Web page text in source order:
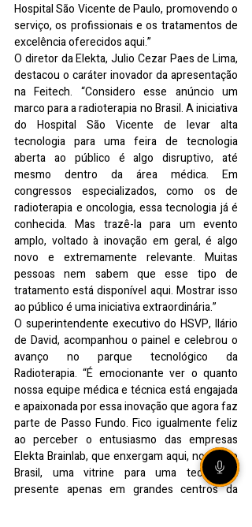
Hospital São Vicente de Paulo, promovendo o
serviço, os profissionais e os tratamentos de
excelência oferecidos aqui.”
O diretor da Elekta, Julio Cezar Paes de Lima,
destacou o caráter inovador da apresentação
na Feitech. “Considero esse anúncio um
marco para a radioterapia no Brasil. A iniciativa
do Hospital São Vicente de levar alta
tecnologia para uma feira de tecnologia
aberta ao público é algo disruptivo, até
mesmo dentro da área médica. Em
congressos especializados, como os de
radioterapia e oncologia, essa tecnologia já é
conhecida. Mas trazê-la para um evento
amplo, voltado à inovação em geral, é algo
novo e extremamente relevante. Muitas
pessoas nem sabem que esse tipo de
tratamento está disponível aqui. Mostrar isso
ao público é uma iniciativa extraordinária.”
O superintendente executivo do HSVP, Ilário
de David, acompanhou o painel e celebrou o
avanço no parque tecnológico da
Radioterapia. “É emocionante ver o quanto
nossa equipe médica e técnica está engajada
e apaixonada por essa inovação que agora faz
parte de Passo Fundo. Fico igualmente feliz
ao perceber o entusiasmo das empresas
Elekta Brainlab, que enxergam aqui, no sul do
Brasil, uma vitrine para uma tecnologia
presente apenas em grandes centros da